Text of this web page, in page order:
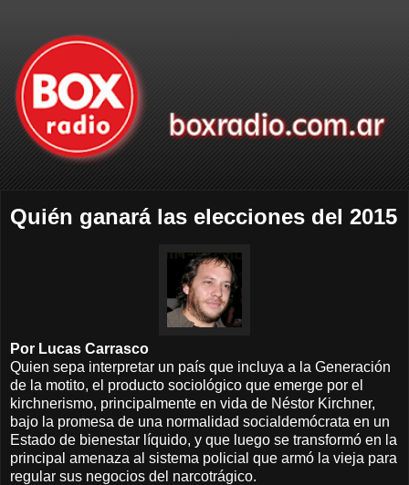
Quién ganará las elecciones del 2015
Por Lucas Carrasco
Quien sepa interpretar un país que incluya a la Generación
de la motito, el producto sociológico que emerge por el
kirchnerismo, principalmente en vida de Néstor Kirchner,
bajo la promesa de una normalidad socialdemócrata en un
Estado de bienestar líquido, y que luego se transformó en la
principal amenaza al sistema policial que armó la vieja para
regular sus negocios del narcotrágico.